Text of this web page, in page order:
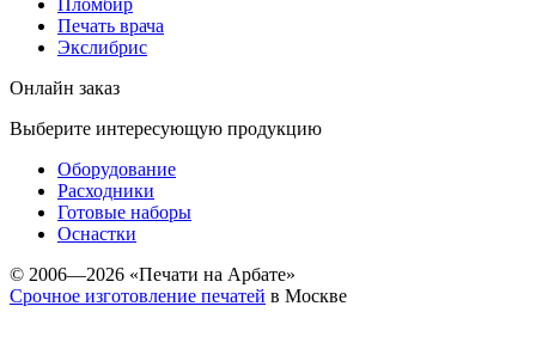
Пломбир
Печать врача
Экслибрис
Онлайн заказ
Выберите интересующую продукцию
Оборудование
Расходники
Готовые наборы
Оснастки
© 2006—2026 «Печати на Арбате»
Срочное изготовление печатей в Москве